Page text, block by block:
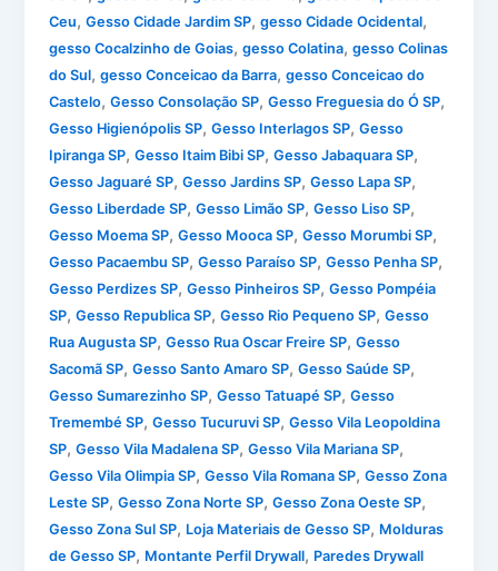
Ceu,Gesso Cidade Jardim SP,gesso Cidade Ocidental,
gesso Cocalzinho de Goias,gesso Colatina,gesso Colinas
do Sul,gesso Conceicao da Barra,gesso Conceicao do
Castelo,Gesso Consolação SP,Gesso Freguesia do Ó SP,
Gesso Higienópolis SP,Gesso Interlagos SP,Gesso
Ipiranga SP,Gesso Itaim Bibi SP,Gesso Jabaquara SP,
Gesso Jaguaré SP,Gesso Jardins SP,Gesso Lapa SP,
Gesso Liberdade SP,Gesso Limão SP,Gesso Liso SP,
Gesso Moema SP,Gesso Mooca SP,Gesso Morumbi SP,
Gesso Pacaembu SP,Gesso Paraíso SP,Gesso Penha SP,
Gesso Perdizes SP,Gesso Pinheiros SP,Gesso Pompéia
SP,Gesso Republica SP,Gesso Rio Pequeno SP,Gesso
Rua Augusta SP,Gesso Rua Oscar Freire SP,Gesso
Sacomã SP,Gesso Santo Amaro SP,Gesso Saúde SP,
Gesso Sumarezinho SP,Gesso Tatuapé SP,Gesso
Tremembé SP,Gesso Tucuruvi SP,Gesso Vila Leopoldina
SP,Gesso Vila Madalena SP,Gesso Vila Mariana SP,
Gesso Vila Olimpia SP,Gesso Vila Romana SP,Gesso Zona
Leste SP,Gesso Zona Norte SP,Gesso Zona Oeste SP,
Gesso Zona Sul SP, Loja Materiais de Gesso SP, Molduras
de Gesso SP, Montante Perfil Drywall, Paredes Drywall